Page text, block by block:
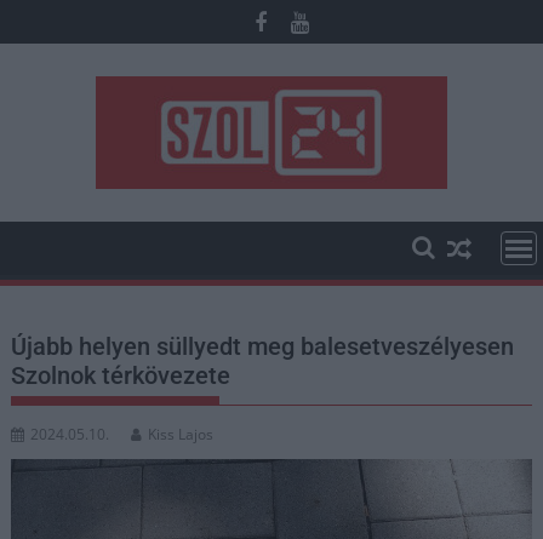
to
Újabb helyen süllyedt meg balesetveszélyesen
Szolnok térkövezete
2024.05.10. Kiss Lajos